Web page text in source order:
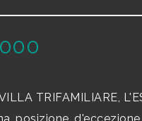
TRIFAMILIARE,